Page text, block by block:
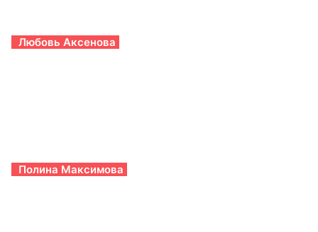
Любовь Аксенова
Полина Максимова